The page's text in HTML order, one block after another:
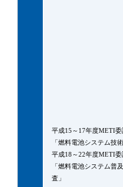
平成15～17年度METI委
「燃料電池システム技
平成18～22年度METI委
「燃料電池システム普
査」